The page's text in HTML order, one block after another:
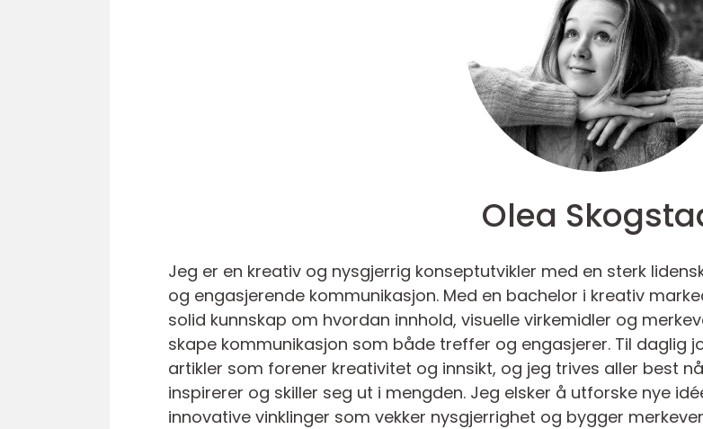
Olea
Jeg er en kreativ og nysgjerrig konseptutvikler med en sterk
og engasjerende kommunikasjon. Med en bachelor i kreativ
solid kunnskap om hvordan innhold, visuelle virkemidler og
skape kommunikasjon som både treffer og engasjerer. Til daglig
artikler som forener kreativitet og innsikt, og jeg trives aller best
inspirerer og skiller seg ut i mengden. Jeg elsker å utforske nye
innovative vinklinger som vekker nysgjerrighet og bygger